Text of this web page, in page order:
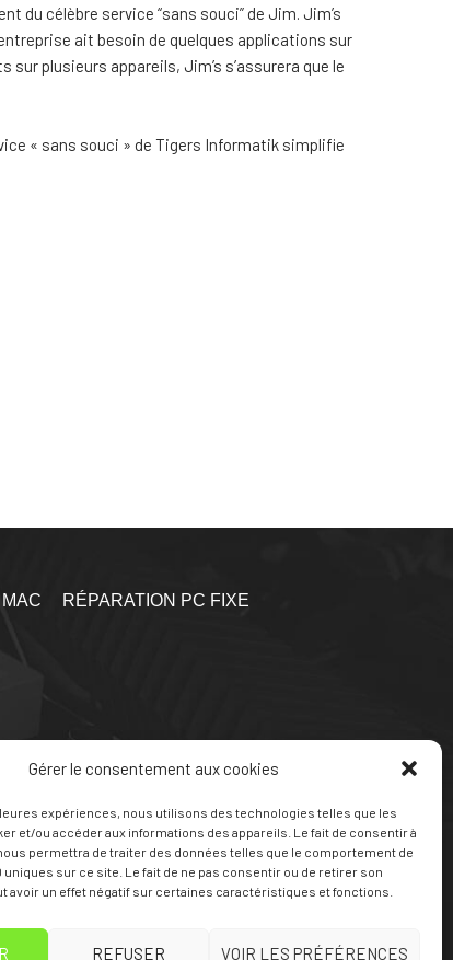
Gérer le consentement aux cookies
expériences, nous utilisons des technologies telles que les
et/ou accéder aux informations des appareils. Le fait de consentir à
permettra de traiter des données telles que le comportement de
uniques sur ce site. Le fait de ne pas consentir ou de retirer son
avoir un effet négatif sur certaines caractéristiques et fonctions.
REFUSER VOIR LES PRÉFÉRENCES
du célèbre service “sans souci” de Jim. Jim’s
ait besoin de quelques applications sur
plusieurs appareils, Jim’s s’assurera que le
« sans souci » de Tigers Informatik simplifie
RÉPARATION PC FIXE
contact@tigers-informatik.fr